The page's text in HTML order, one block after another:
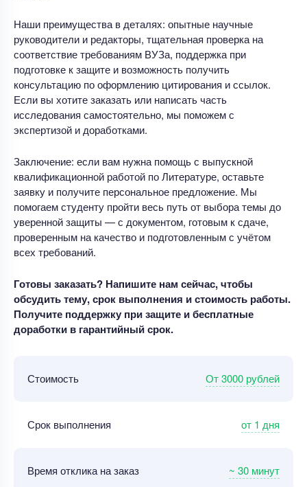
Наши преимущества в деталях: опытные научные
руководители и редакторы, тщательная проверка на
соответствие требованиям ВУЗа, поддержка при
подготовке к защите и возможность получить
консультацию по оформлению цитирования и ссылок.
Если вы хотите заказать или написать часть
исследования самостоятельно, мы поможем с
экспертизой и доработками.
Заключение: если вам нужна помощь с выпускной
квалификационной работой по Литературе, оставьте
заявку и получите персональное предложение. Мы
помогаем студенту пройти весь путь от выбора темы до
уверенной защиты — с документом, готовым к сдаче,
проверенным на качество и подготовленным с учётом
всех требований.
Готовы заказать? Напишите нам сейчас, чтобы
обсудить тему, срок выполнения и стоимость работы.
Получите поддержку при защите и бесплатные
доработки в гарантийный срок.
Стоимость От 3000 рублей
Срок выполнения от 1 дня
Время отклика на заказ ~ 30 минут